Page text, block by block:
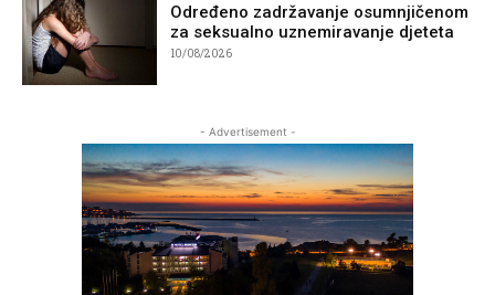
Određeno zadržavanje osumnjičenom
za seksualno uznemiravanje djeteta
10/08/2026
- Advertisement -